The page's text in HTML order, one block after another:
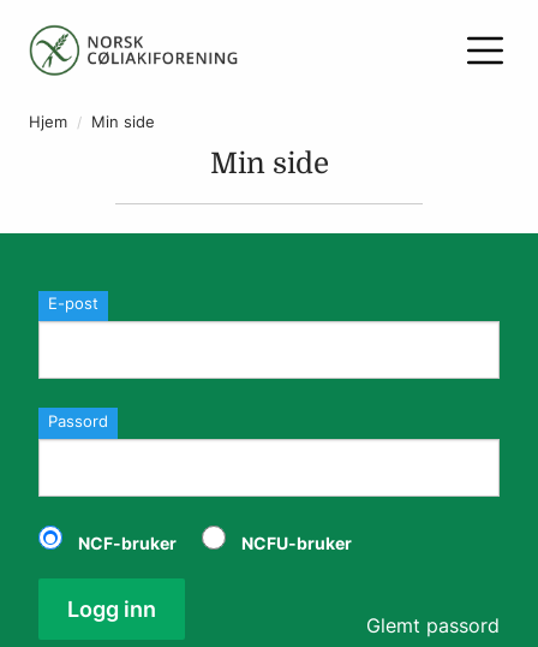
Hjem Min side
Min side
E-post
Passord
NCF-bruker NCFU-bruker
Logg inn
Glemt passord